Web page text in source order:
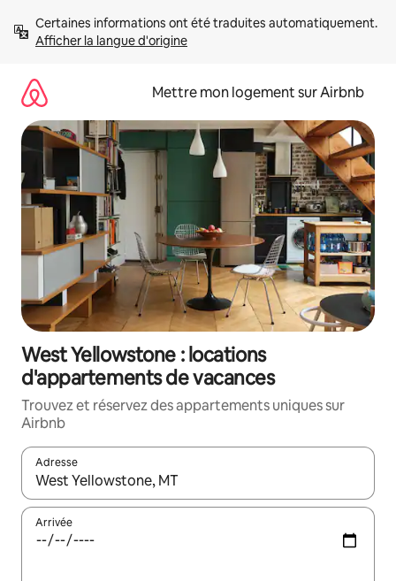
directement
Afficher la langue d'origine
Mettre mon logement sur Airbnb
West Yellowstone : locations
d'appartements de vacances
Trouvez et réservez des appartements uniques sur
Airbnb
Adresse
Lorsque les résultats s'affichent, utilisez les flèches vers le
Arrivée